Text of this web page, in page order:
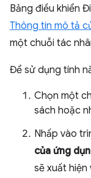
Bảng điều khiển
Thông tin mô tả
một chuỗi tác
Để sử dụng tính
Chọn một
sách hoặc
Nhấp vào
của ứng
sẽ xuất